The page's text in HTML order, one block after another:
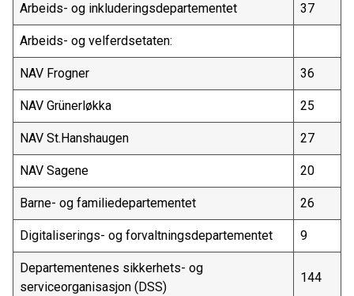
Arbeids- og inkluderingsdepartementet 37
Arbeids- og velferdsetaten:
NAV Frogner 36
NAV Grünerløkka 25
NAV St.Hanshaugen 27
NAV Sagene 20
Barne- og familiedepartementet 26
Digitaliserings- og forvaltningsdepartementet 9
Departementenes sikkerhets- og
serviceorganisasjon (DSS)
144